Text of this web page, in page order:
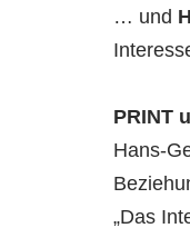
… und
PRINT
Hans-
„Das